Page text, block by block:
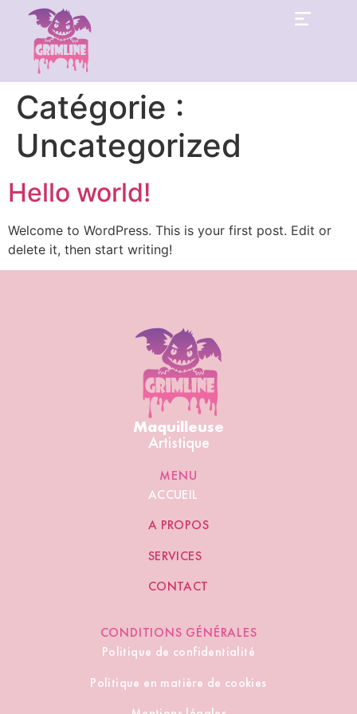
Catégorie :
Uncategorized
Hello world!
Welcome to WordPress. This is your first post. Edit or
delete it, then start writing!
Maquilleuse
Artistique
MENU
ACCUEIL
A PROPOS
SERVICES
CONTACT
CONDITIONS GÉNÉRALES
Politique de confidentialité
Politique en matière de cookies